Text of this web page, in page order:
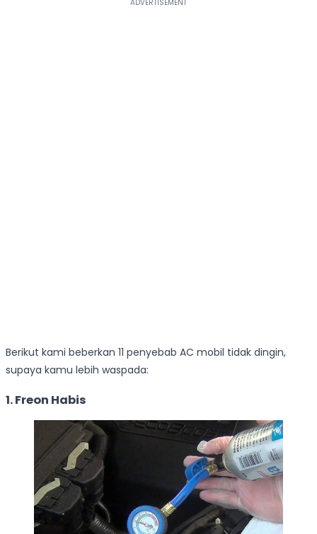
Berikut kami beberkan 11 penyebab AC mobil tidak dingin,
supaya kamu lebih waspada:
1. Freon Habis